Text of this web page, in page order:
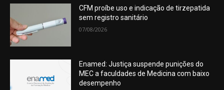
CFM proíbe uso e indicação de tirzepatida
sem registro sanitário
07/08/2026
Enamed: Justiça suspende punições do
MEC a faculdades de Medicina com baixo
desempenho